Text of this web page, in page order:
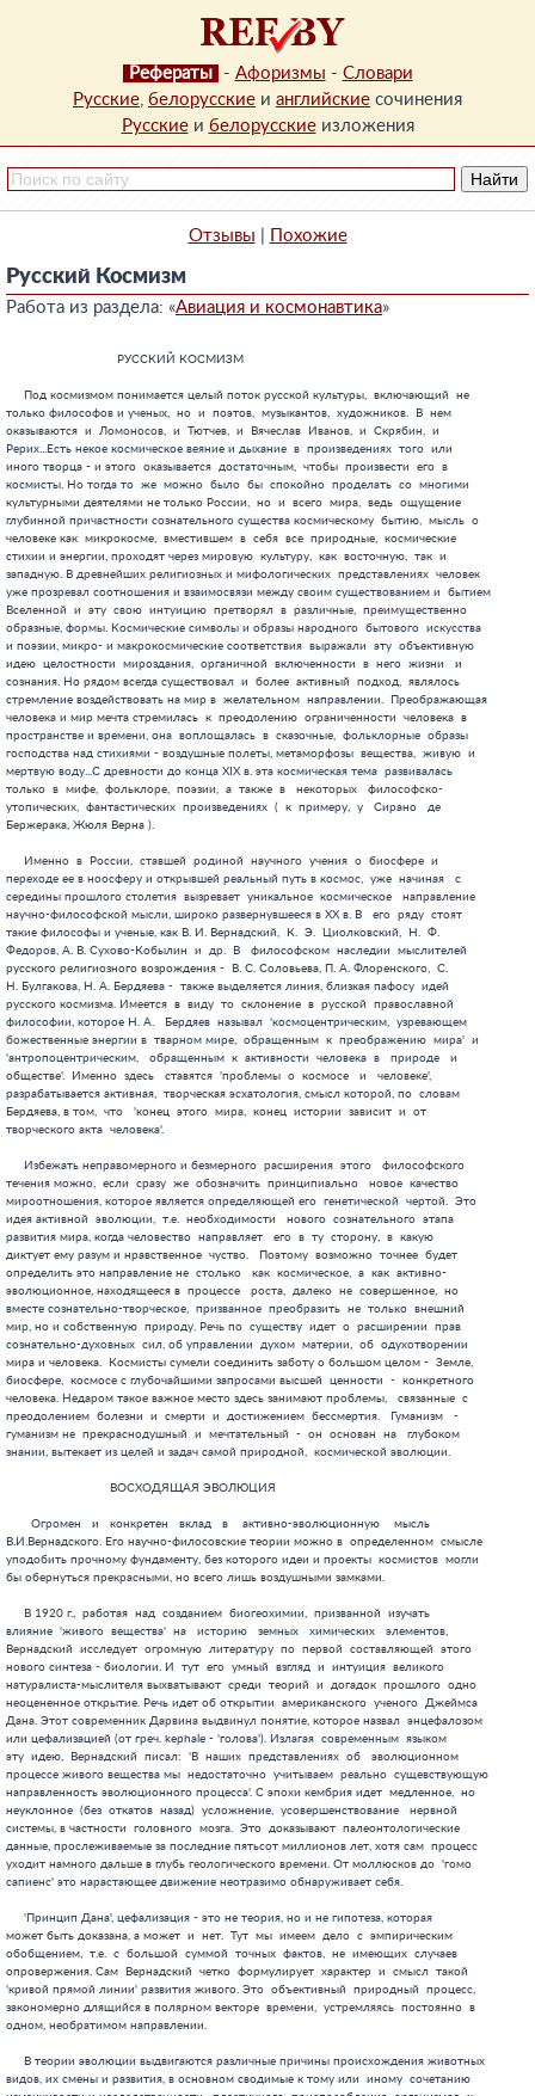
Рефераты - Афоризмы - Словари
Русские, белорусские и английские сочинения
Русскиеи белорусскиеизложения
Отзывы Похожие
Русский Космизм
Работа из раздела: «Авиация и космонавтика»